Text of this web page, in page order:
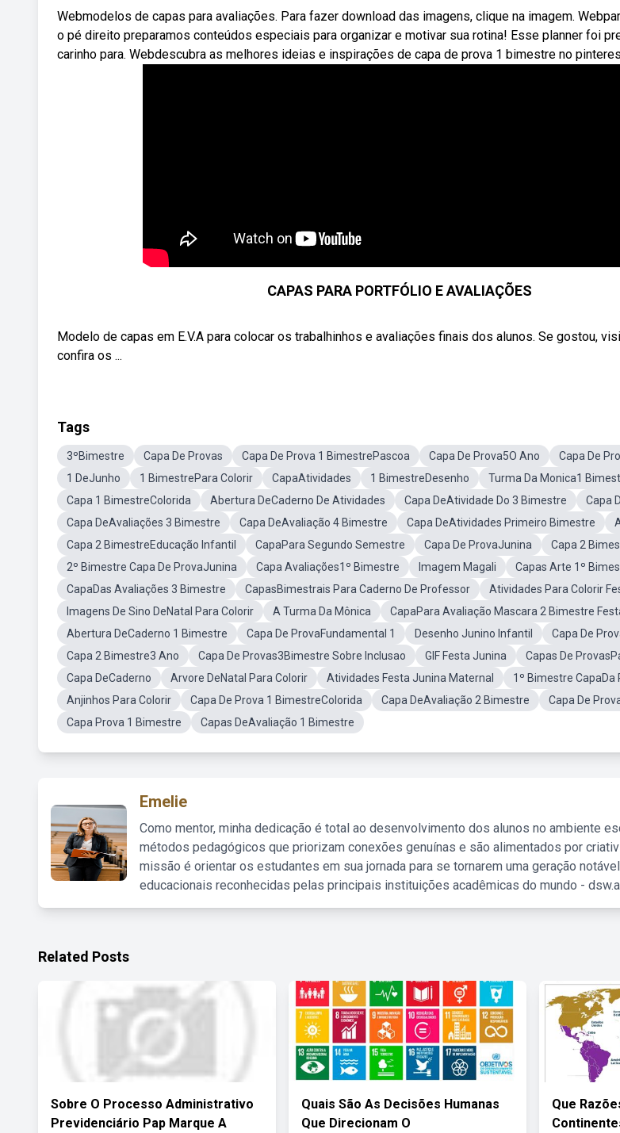
Webmodelos de capas para avaliações. Para fazer download das imagens, clique na imagem.
o pé direito preparamos conteúdos especiais para organizar e motivar sua rotina! Esse planner foi
carinho para. Webdescubra as melhores ideias e inspirações de capa de prova 1 bimestre no
CAPAS PARA PORTFÓLIO E AVALIAÇÕES
Modelo de capas em E.V.A para colocar os trabalhinhos e avaliações finais dos alunos. Se gostou,
confira os ...
Tags
3ºBimestre Capa De Provas Capa De Prova 1 BimestrePascoa Capa De Prova5O Ano
Capa De
1 DeJunho
1 BimestrePara Colorir CapaAtividades 1 BimestreDesenho
Turma Da Monica1
Capa 1 BimestreColorida
Abertura DeCaderno De Atividades Capa DeAtividade Do 3 Bimestre
Capa
Capa DeAvaliações 3 Bimestre
Capa DeAvaliação 4 Bimestre Capa DeAtividades Primeiro Bimestre
Capa 2 BimestreEducação Infantil
CapaPara Segundo Semestre Capa De ProvaJunina
Capa 2
2º Bimestre Capa De ProvaJunina
Capa Avaliações1º Bimestre Imagem Magali
Capas Arte 1º
CapaDas Avaliações 3 Bimestre
CapasBimestrais Para Caderno De Professor
Atividades Para Colorir
Imagens De Sino DeNatal Para Colorir
A Turma Da Mônica
CapaPara Avaliação Mascara 2 Bimestre
Abertura DeCaderno 1 Bimestre
Capa De ProvaFundamental 1 Desenho Junino Infantil
Capa De
Capa 2 Bimestre3 Ano
Capa De Provas3Bimestre Sobre Inclusao GIF Festa Junina
Capas De
Capa DeCaderno
Arvore DeNatal Para Colorir Atividades Festa Junina Maternal
1º Bimestre CapaDa
Anjinhos Para Colorir
Capa De Prova 1 BimestreColorida Capa DeAvaliação 2 Bimestre
Capa De
Capa Prova 1 Bimestre
Capas DeAvaliação 1 Bimestre
Emelie
Como mentor, minha dedicação é total ao desenvolvimento dos alunos no ambiente
métodos pedagógicos que priorizam conexões genuínas e são alimentados por
missão é orientar os estudantes em sua jornada para se tornarem uma geração
educacionais reconhecidas pelas principais instituições acadêmicas do mundo -
Related Posts
Sobre O Processo Administrativo
Previdenciário Pap Marque A
Quais São As Decisões Humanas
Que Direcionam O
Que